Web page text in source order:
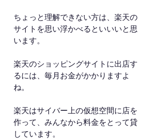
ちょっと理解できない方は、楽天の
サイトを思い浮かべるといいいと思
います。
楽天のショッピングサイトに出店す
るには、毎月お金がかかりますよ
ね。
楽天はサイバー上の仮想空間に店を
作って、みんなから料金をとって貸
しています。